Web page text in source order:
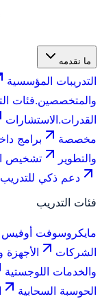
ما نقدمه
التدريبات المؤسسية
والمتخصصين.فئات
القدرات.الاستشارات
مخصصة
برامج
والتطوير
تشخيص
دعم ذكي للتدريب
فئات التدريب
مايكروسوفت أوفيس
الشركات
والخدمات اللوجستية
الحوسبة السحابية